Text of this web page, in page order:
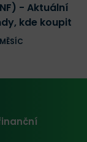
kde koupit